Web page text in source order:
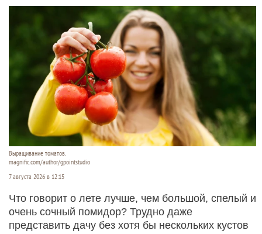
Люди рядом с самолетом.
Владимир Путин вывел аэропорт Шереметьево
из списка стратегических объектов России.
Подписанный главой государства указ открывает
путь к его приватизации.
Читать полностью
7 секретов, чтобы помидоры были сочными